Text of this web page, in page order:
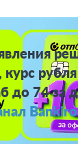
до 74 за